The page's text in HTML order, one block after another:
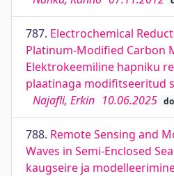
787. Electrochemical
Platinum-Modified Carbon
Elektrokeemiline hapniku
plaatinaga modifitseeritud
Najafli, Erkin 10.06.2025
788. Remote Sensing and
Waves in Semi-Enclosed
kaugseire ja